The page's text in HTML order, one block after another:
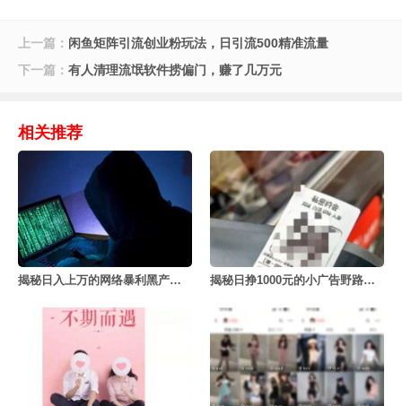
上一篇： 闲鱼矩阵引流创业粉玩法，日引流500精准流量
下一篇： 有人清理流氓软件捞偏门，赚了几万元
相关推荐
揭秘日入上万的网络暴利黑产号商项目 揭秘日挣1000元的小广告野路子项目